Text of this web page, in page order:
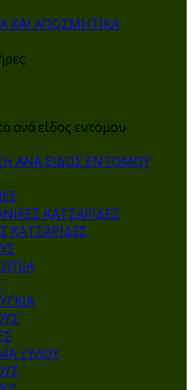
ΚΑΙ ΑΠΟΣΜΗΤΙΚΑ
ΑΝΑ ΕΙΔΟΣ ΕΝΤΟΜΟΥ
ΚΑΤΣΑΡΙΔΕΣ
ΚΑΤΣΑΡΙΔΕΣ
ΞΥΛΟΥ